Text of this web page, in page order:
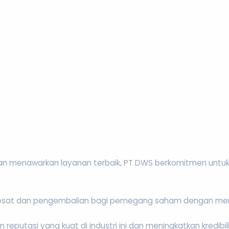
menawarkan layanan terbaik, PT DWS berkomitmen
dan pengembalian bagi pemegang saham dengan
yang kuat di industri ini dan meningkatkan